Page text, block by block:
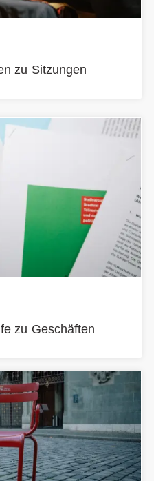
zu Sitzungen
zu Geschäften